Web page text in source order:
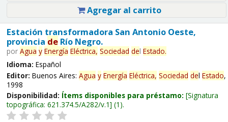
Agregar al carrito
Estación transformadora San Antonio Oeste,
provincia deRío Negro.
por Agua y Energía Eléctrica, Sociedad del Estado.
Idioma: Español
Editor: Buenos Aires: Agua y Energía Eléctrica, Sociedad del Estado,
1998
Disponibilidad: Ítems disponibles para préstamo: Signatura
topográfica: 621.374.5/A282/v.1 (1).